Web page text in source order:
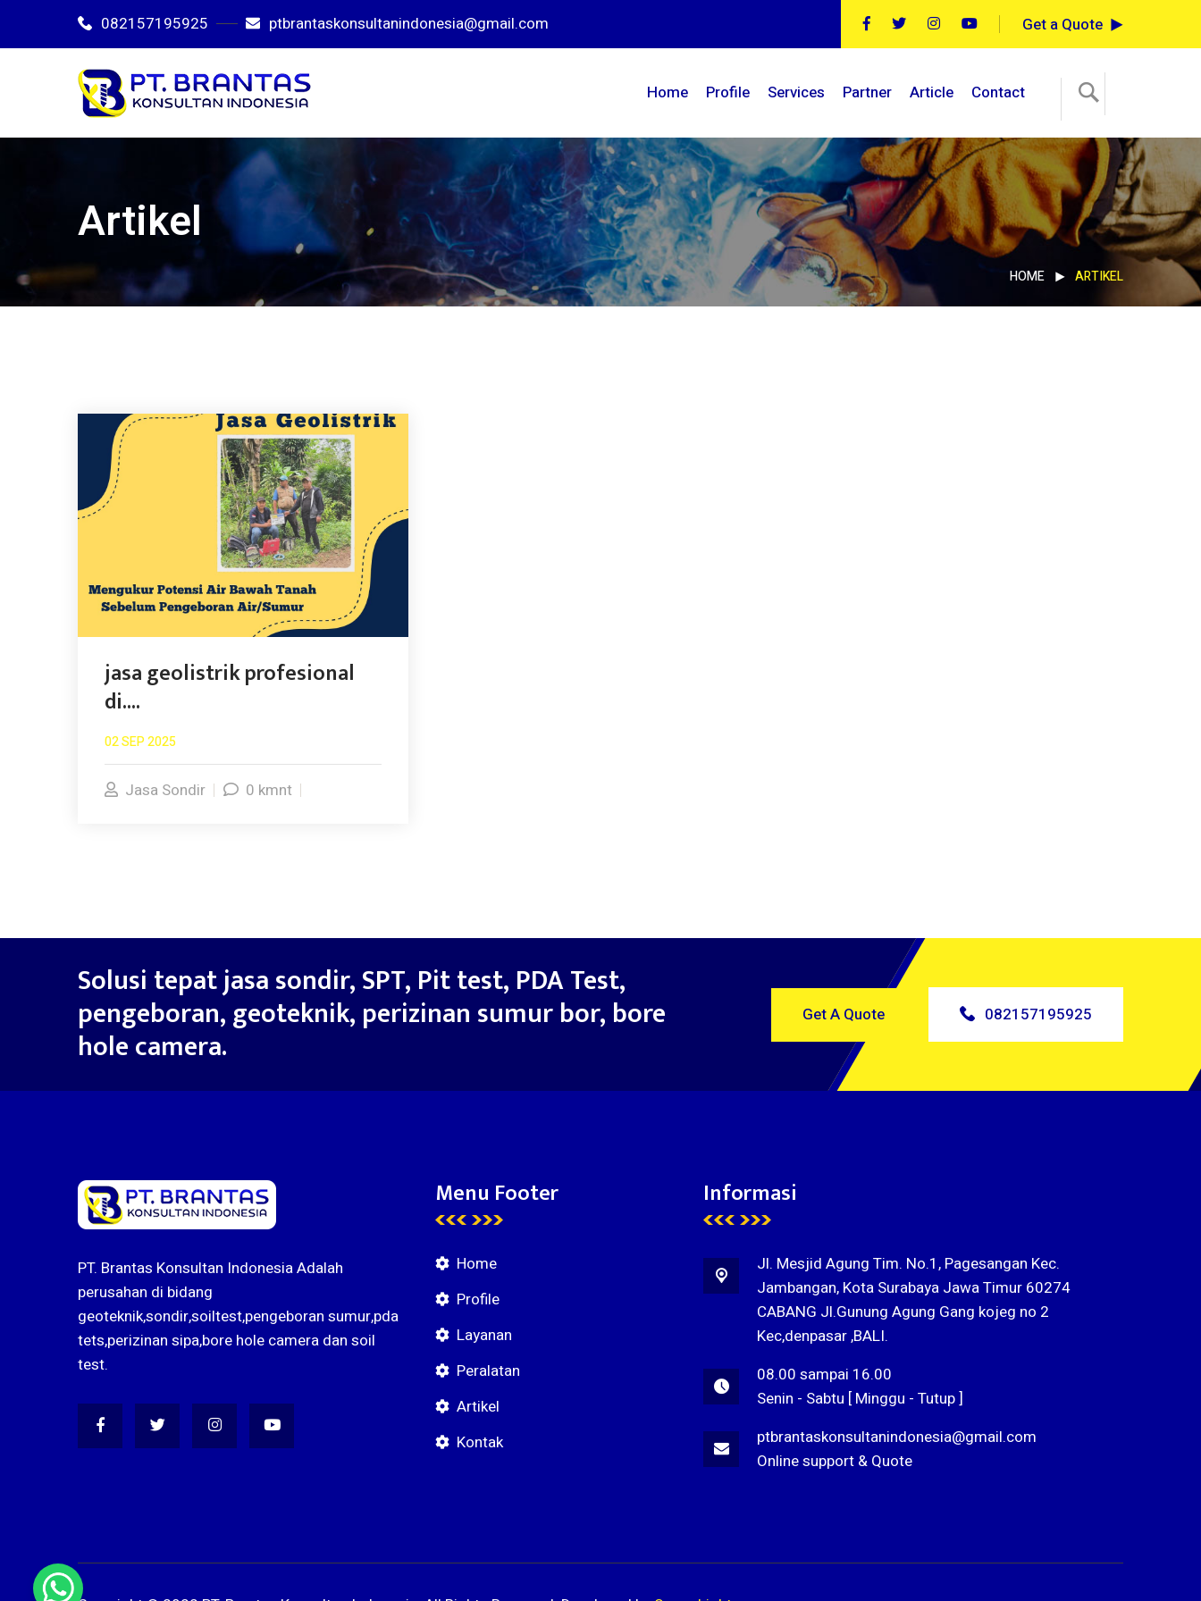
082157195925 ptbrantaskonsultanindonesia@gmail.com Get a Quote
Home Profile Services Partner Article Contact
Artikel
HOME ARTIKEL
jasa geolistrik profesional
di....
02 SEP 2025
Jasa Sondir 0 kmnt
Solusi tepat jasa sondir, SPT, Pit test, PDA Test,
pengeboran, geoteknik, perizinan sumur bor, bore
hole camera.
Get A Quote 082157195925
PT. Brantas Konsultan Indonesia Adalah
perusahan di bidang
geoteknik,sondir,soiltest,pengeboran sumur,pda
tets,perizinan sipa,bore hole camera dan soil
test.
Menu Footer
Home
Profile
Layanan
Peralatan
Artikel
Kontak
Informasi
Jl. Mesjid Agung Tim. No.1, Pagesangan Kec.
Jambangan, Kota Surabaya Jawa Timur 60274
CABANG Jl.Gunung Agung Gang kojeg no 2
Kec,denpasar ,BALI.
08.00 sampai 16.00
Senin - Sabtu [ Minggu - Tutup ]
ptbrantaskonsultanindonesia@gmail.com
Online support & Quote